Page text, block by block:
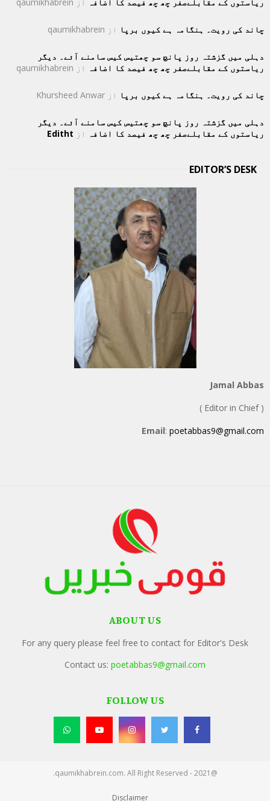
چاند کی رویت۔ ہنگامہ ہے کیوں برپا از qaumikhabrein
دہلی میں گزشتہ روز پانچ سو چھتیس کیس سامنے آئے۔ دیگر
ریاستوں کے مقابلےصفر چھ چھ فیصد کا اضافہ
از qaumikhabrein
چاند کی رویت۔ ہنگامہ ہے کیوں برپا از Khursheed Anwar
دہلی میں گزشتہ روز پانچ سو چھتیس کیس سامنے آئے۔ دیگر
ریاستوں کے مقابلےصفر چھ چھ فیصد کا اضافہ
از Editht
EDITOR’S DESK
Jamal Abbas
( Editor in Chief )
Email: poetabbas9@gmail.com
ABOUT US
For any query please feel free to contact for Editor's Desk
Contact us: poetabbas9@gmail.com
FOLLOW US
@2021 - qaumikhabrein.com. All Right Reserved.
Disclaimer